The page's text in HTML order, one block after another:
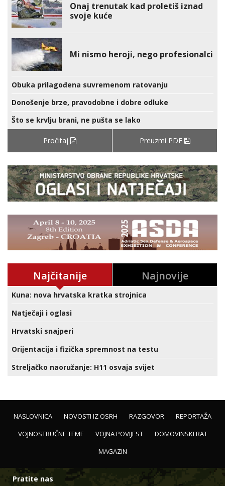
Onaj trenutak kad proletiš iznad
svoje kuće
Mi nismo heroji, nego profesionalci
Obuka prilagođena suvremenom ratovanju
Donošenje brze, pravodobne i dobre odluke
Što se krvlju brani, ne pušta se lako
Pročitaj Preuzmi PDF
Najčitanije Najnovije
Kuna: nova hrvatska kratka strojnica
Natječaji i oglasi
Hrvatski snajperi
Orijentacija i fizička spremnost na testu
Streljačko naoružanje: H11 osvaja svijet
NASLOVNICA NOVOSTI IZ OSRH RAZGOVOR
REPORTAŽA
VOJNOSTRUČNE TEME
VOJNA POVIJEST
DOMOVINSKI RAT
MAGAZIN
Pratite nas